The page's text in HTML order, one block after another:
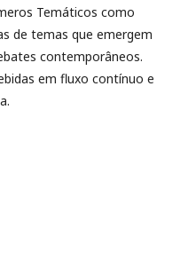
Temáticos como
de temas que emergem
contemporâneos.
em fluxo contínuo e